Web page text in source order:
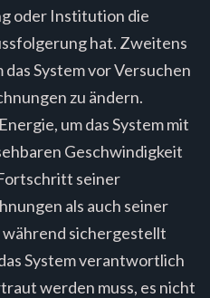
oder Institution die
hat. Zweitens
System vor Versuchen
zu ändern.
um das System mit
Geschwindigkeit
seiner
als auch seiner
während sichergestellt
System verantwortlich
werden muss, es nicht